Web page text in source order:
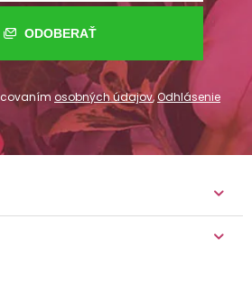
ODOBERAŤ
osobných údajov,Odhlásenie